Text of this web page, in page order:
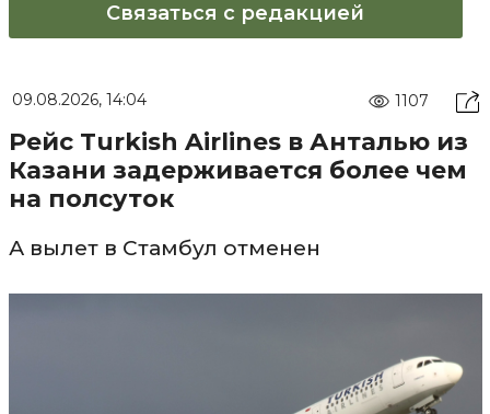
Связаться с редакцией
09.08.2026, 14:04 1107
Рейс Turkish Airlines в Анталью из
Казани задерживается более чем
на полсуток
А вылет в Стамбул отменен